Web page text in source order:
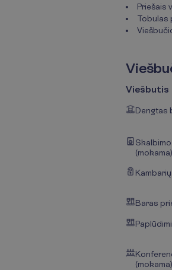
Priešais
Tobulas
Viešbu
Viešbutis
Dengtas
(mokama)
Baras
(mokama)